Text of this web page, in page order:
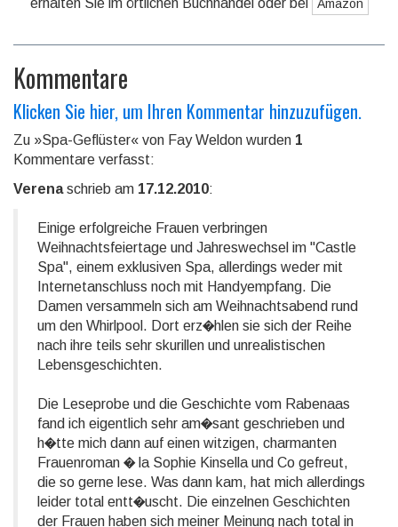
erhalten Sie im örtlichen Buchhandel oder bei Amazon
Kommentare
Klicken Sie hier, um Ihren Kommentar hinzuzufügen.
Zu »Spa-Geflüster« von Fay Weldon wurden 1
Kommentare verfasst:
Verenaschrieb am 17.12.2010:
Einige erfolgreiche Frauen verbringen
Weihnachtsfeiertage und Jahreswechsel im "Castle
Spa", einem exklusiven Spa, allerdings weder mit
Internetanschluss noch mit Handyempfang. Die
Damen versammeln sich am Weihnachtsabend rund
um den Whirlpool. Dort erz�hlen sie sich der Reihe
nach ihre teils sehr skurillen und unrealistischen
Lebensgeschichten.
Die Leseprobe und die Geschichte vom Rabenaas
fand ich eigentlich sehr am�sant geschrieben und
h�tte mich dann auf einen witzigen, charmanten
Frauenroman � la Sophie Kinsella und Co gefreut,
die so gerne lese. Was dann kam, hat mich allerdings
leider total entt�uscht. Die einzelnen Geschichten
der Frauen haben sich meiner Meinung nach total in